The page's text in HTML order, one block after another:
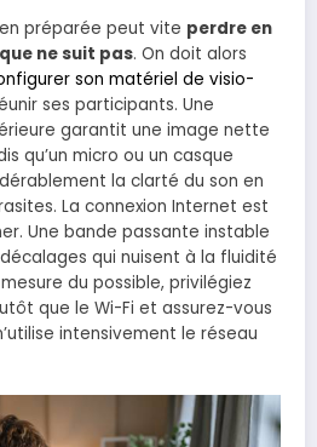
préparée peut vite perdre en
ne suit pas. On doit alors
son matériel de visio-
ses participants. Une
garantit une image nette
qu’un micro ou un casque
la clarté du son en
La connexion Internet est
Une bande passante instable
qui nuisent à la fluidité
du possible, privilégiez
que le Wi-Fi et assurez-vous
intensivement le réseau